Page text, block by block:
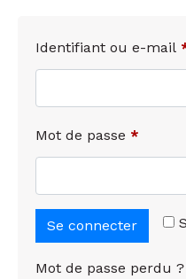
Identifiant ou e-mail
Mot de passe *
Se connecter
Mot de passe perdu ?